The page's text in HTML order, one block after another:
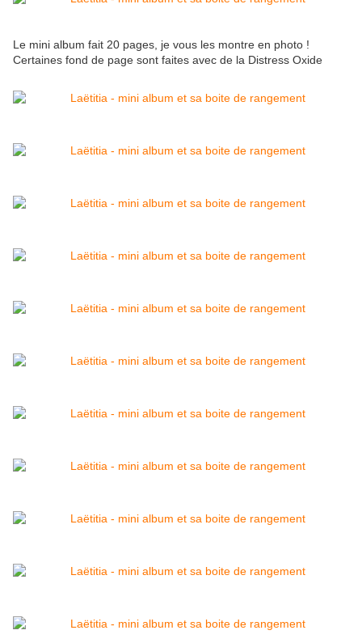
Le mini album fait 20 pages, je vous les montre en photo !
Certaines fond de page sont faites avec de la Distress Oxide